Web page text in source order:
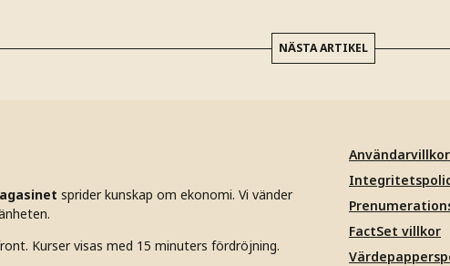
NÄSTA ARTIKEL
sprider kunskap om ekonomi. Vi vänder
Kurser visas med 15 minuters fördröjning.
Användarvillkor
FactSet villkor